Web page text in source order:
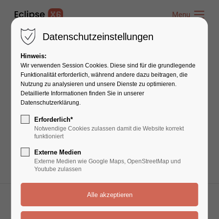
Menu
News
Lorem ipsum dolor sit amet, consectetuer
adipiscing elit. Aenean commodo ligula eget
dolor. Aenean massa.
Datenschutzeinstellungen
Hinweis:
Wir verwenden Session Cookies. Diese sind für die grundlegende
Funktionalität erforderlich, während andere dazu beitragen, die
Nutzung zu analysieren und unsere Dienste zu optimieren.
Detaillierte Informationen finden Sie in unserer
Datenschutzerklärung.
Erforderlich*
Notwendige Cookies zulassen damit die Website korrekt
funktioniert
Externe Medien
Externe Medien wie Google Maps, OpenStreetMap und
Youtube zulassen
Menu